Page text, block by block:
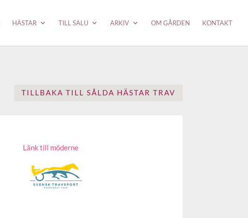
HÄSTAR TILL SALU ARKIV OM GÅRDEN KONTAKT
TILLBAKA TILL SÅLDA HÄSTAR TRAV
Länk till möderne